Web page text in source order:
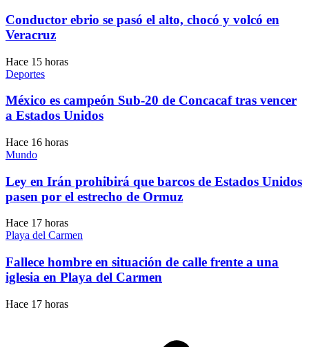
Conductor ebrio se pasó el alto, chocó y volcó en
Veracruz
Hace 15 horas
Deportes
México es campeón Sub-20 de Concacaf tras vencer
a Estados Unidos
Hace 16 horas
Mundo
Ley en Irán prohibirá que barcos de Estados Unidos
pasen por el estrecho de Ormuz
Hace 17 horas
Playa del Carmen
Fallece hombre en situación de calle frente a una
iglesia en Playa del Carmen
Hace 17 horas